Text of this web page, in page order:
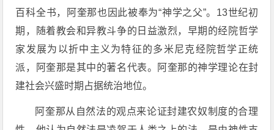
百科全书，阿奎那也因此被奉为“神学之父”。13世纪初
期，随着教会和异教斗争的日益激烈，早期的经院哲学
家发展为以折中主义为特征的多米尼克经院哲学正统
派，阿奎那是其中的著名代表。阿奎那的神学理论在封
建社会兴盛时期占据统治地位。
阿奎那从自然法的观点来论证封建农奴制度的合理